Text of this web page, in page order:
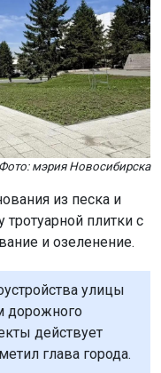
Фото: мэрия Новосибирска
из песка и
плитки с
и озеленение.
улицы
дорожного
действует
глава города.